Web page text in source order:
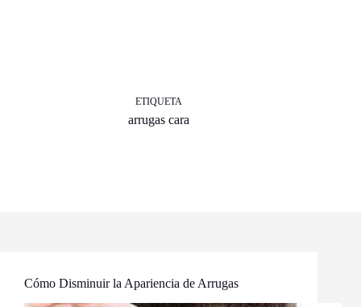
ETIQUETA
arrugas cara
Cómo Disminuir la Apariencia de Arrugas